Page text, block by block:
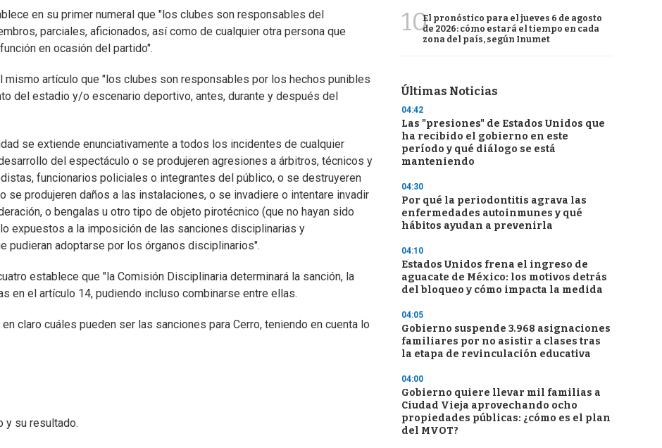
en su primer numeral que "los clubes son responsables del
parciales, aficionados, así como de cualquier otra persona que
en ocasión del partido".
mismo artículo que "los clubes son responsables por los hechos punibles
del estadio y/o escenario deportivo, antes, durante y después del
se extiende enunciativamente a todos los incidentes de cualquier
del espectáculo o se produjeren agresiones a árbitros, técnicos y
funcionarios policiales o integrantes del público, o se destruyeren
produjeren daños a las instalaciones, o se invadiere o intentare invadir
o bengalas u otro tipo de objeto pirotécnico (que no hayan sido
expuestos a la imposición de las sanciones disciplinarias y
pudieran adoptarse por los órganos disciplinarios".
establece que "la Comisión Disciplinaria determinará la sanción, la
en el artículo 14, pudiendo incluso combinarse entre ellas.
claro cuáles pueden ser las sanciones para Cerro, teniendo en cuenta lo
y su resultado.
10El pronóstico para el jueves 6 de agosto
de 2026: cómo estará el tiempo en cada
zona del país, según Inumet
Últimas Noticias
04:42
Las "presiones" de Estados Unidos que
ha recibido el gobierno en este
período y qué diálogo se está
manteniendo
04:30
Por qué la periodontitis agrava las
enfermedades autoinmunes y qué
hábitos ayudan a prevenirla
04:10
Estados Unidos frena el ingreso de
aguacate de México: los motivos detrás
del bloqueo y cómo impacta la medida
04:05
Gobierno suspende 3.968 asignaciones
familiares por no asistir a clases tras
la etapa de revinculación educativa
04:00
Gobierno quiere llevar mil familias a
Ciudad Vieja aprovechando ocho
propiedades públicas: ¿cómo es el plan
del MVOT?